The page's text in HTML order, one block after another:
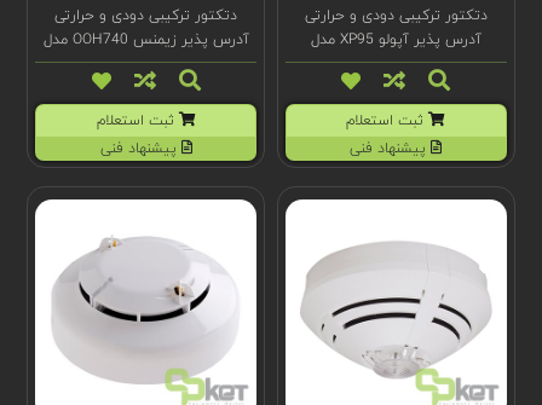
دتکتور ترکیبی دودی و حرارتی
آدرس پذیر آپولو XP95 مدل
55000-885
ثبت استعلام
پیشنهاد فنی
دتکتور ترکیبی دودی و حرارتی
آدرس پذیر زیمنس OOH740 مدل
Cerberus PRO
ثبت استعلام
پیشنهاد فنی